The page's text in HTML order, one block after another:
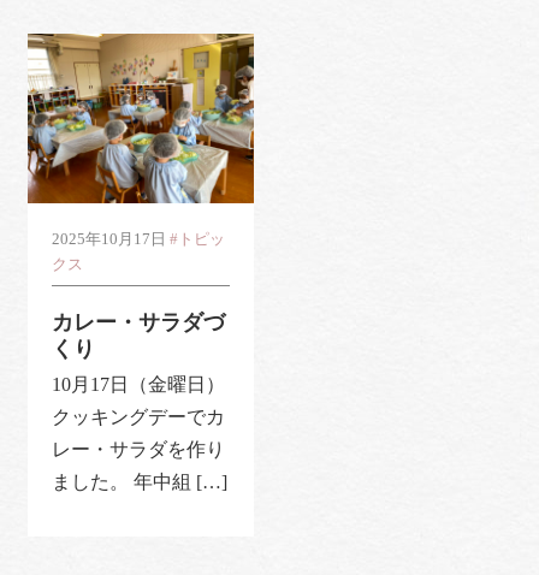
2025年10月17日 #トピッ
クス
カレー・サラダづ
くり
10月17日（金曜日）
クッキングデーでカ
レー・サラダを作り
ました。 年中組 […]